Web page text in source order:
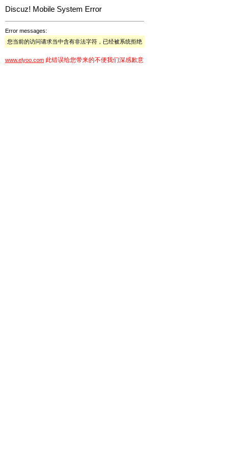
Discuz! Mobile System Error
Error messages:
您当前的访问请求当中含有非法字符，已经被系统拒绝
www.elyoo.com 此错误给您带来的不便我们深感歉意